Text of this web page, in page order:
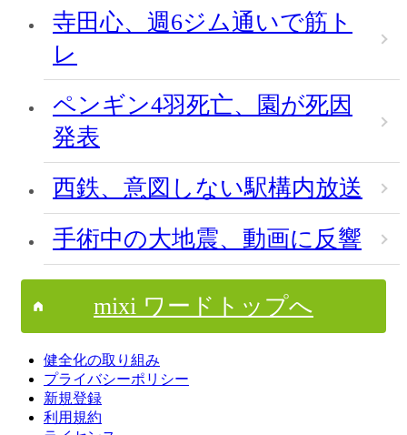
寺田心、週6ジム通いで筋ト
レ
ペンギン4羽死亡、園が死因
発表
西鉄、意図しない駅構内放送
手術中の大地震、動画に反響
mixi ワードトップへ
健全化の取り組み
プライバシーポリシー
新規登録
利用規約